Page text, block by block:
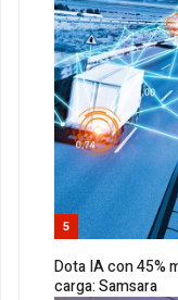
5
Dota IA con 45%
carga: Samsara